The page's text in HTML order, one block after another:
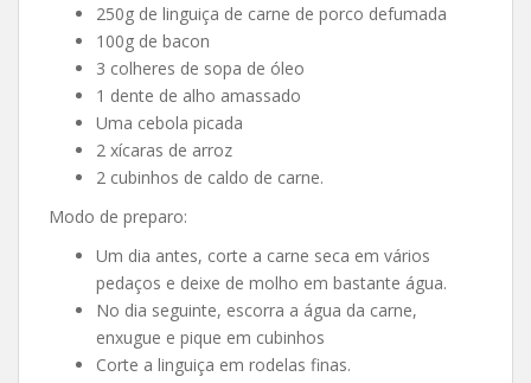
250g de linguiça de carne de porco defumada
100g de bacon
3 colheres de sopa de óleo
1 dente de alho amassado
Uma cebola picada
2 xícaras de arroz
2 cubinhos de caldo de carne.
Modo de preparo:
Um dia antes, corte a carne seca em vários
pedaços e deixe de molho em bastante água.
No dia seguinte, escorra a água da carne,
enxugue e pique em cubinhos
Corte a linguiça em rodelas finas.